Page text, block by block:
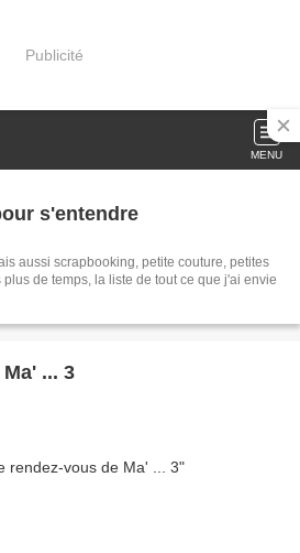
Publicité
MENU
s'entendre
aussi scrapbooking, petite couture, petites
de temps, la liste de tout ce que j'ai envie
... 3